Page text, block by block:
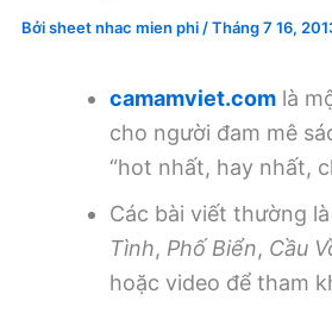
Bởisheet nhac mien phi /Tháng 7 16,
camamviet.com là
cho người đam mê
“hot nhất, hay nhất,
Các bài viết thường
Tình, Phố Biển, Cầu
hoặc video để tham